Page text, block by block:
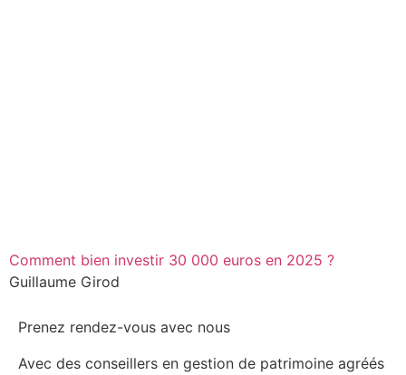
Comment bien investir 30 000 euros en 2025 ?
Guillaume Girod
Prenez rendez-vous avec nous
Avec des conseillers en gestion de patrimoine agréés